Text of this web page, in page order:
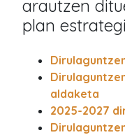
arautzen
plan
aldaketa
2025-2027